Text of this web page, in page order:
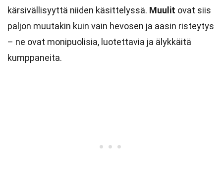
kärsivällisyyttä niiden käsittelyssä. Muulit ovat siis
paljon muutakin kuin vain hevosen ja aasin risteytys
– ne ovat monipuolisia, luotettavia ja älykkäitä
kumppaneita.